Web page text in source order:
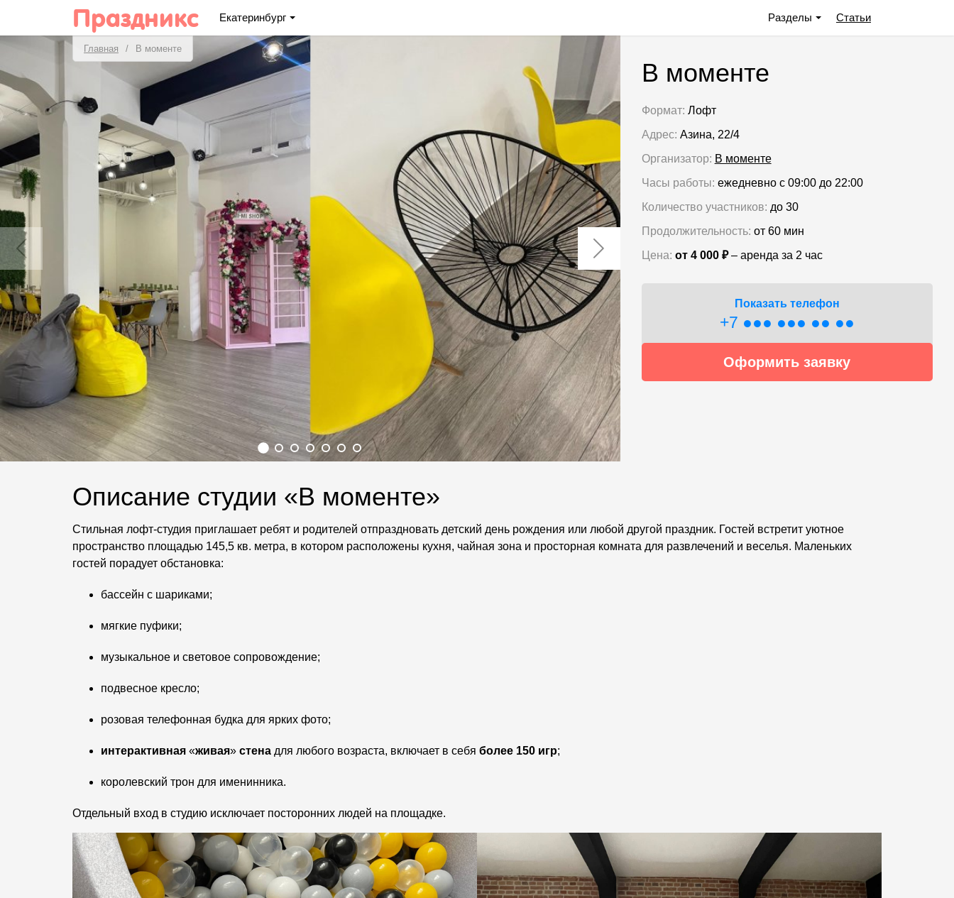
Праздникс Екатеринбург Разделы Статьи
Главная В моменте
В моменте
Формат: Лофт
Адрес: Азина, 22/4
Организатор: В моменте
Часы работы: ежедневно с 09:00 до 22:00
Количество участников: до 30
Продолжительность: от 60 мин
Цена: от 4 000 ₽– аренда за 2 час
Показать телефон
+7 ●●● ●●● ●● ●●
Оформить заявку
Описание студии «В моменте»
Стильная лофт-студия приглашает ребят и родителей отпраздновать детский день рождения или любой другой праздник. Гостей встретит уютное
пространство площадью 145,5 кв. метра, в котором расположены кухня, чайная зона и просторная комната для развлечений и веселья. Маленьких
гостей порадует обстановка:
бассейн с шариками;
мягкие пуфики;
музыкальное и световое сопровождение;
подвесное кресло;
розовая телефонная будка для ярких фото;
интерактивная «живая» стена для любого возраста, включает в себя более 150 игр;
королевский трон для именинника.
Отдельный вход в студию исключает посторонних людей на площадке.